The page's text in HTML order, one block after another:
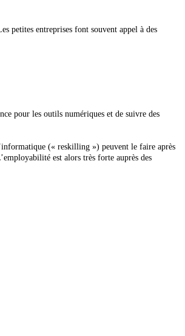
petites entreprises font souvent appel à des
pour les outils numériques et de suivre des
(« reskilling ») peuvent le faire après
est alors très forte auprès des